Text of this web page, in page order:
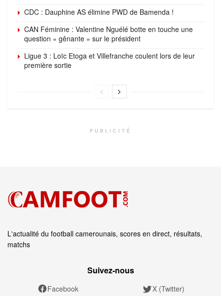
CDC : Dauphine AS élimine PWD de Bamenda !
CAN Féminine : Valentine Nguélé botte en touche une
question « gênante » sur le président
Ligue 3 : Loïc Etoga et Villefranche coulent lors de leur
première sortie
PUBLICITÉ
L'actualité du football camerounais, scores en direct, résultats,
matchs
Suivez‑nous
Facebook X (Twitter)